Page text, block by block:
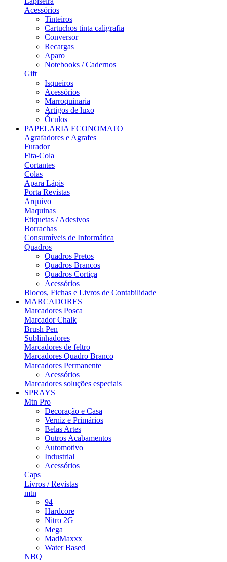
Acessórios
Tinteiros
Cartuchos tinta caligrafia
Conversor
Recargas
Aparo
Notebooks / Cadernos
Gift
Isqueiros
Acessórios
Marroquinaria
Artigos de luxo
Óculos
PAPELARIA ECONOMATO
Agrafadores e Agrafes
Furador
Fita-Cola
Cortantes
Colas
Apara Lápis
Porta Revistas
Arquivo
Maquinas
Etiquetas / Adesivos
Borrachas
Consumíveis de Informática
Quadros
Quadros Pretos
Quadros Brancos
Quadros Cortiça
Acessórios
Blocos, Fichas e Livros de Contabilidade
MARCADORES
Marcadores Posca
Marcador Chalk
Brush Pen
Sublinhadores
Marcadores de feltro
Marcadores Quadro Branco
Marcadores Permanente
Acessórios
Marcadores soluções especiais
SPRAYS
Mtn Pro
Decoração e Casa
Verniz e Primários
Belas Artes
Outros Acabamentos
Automotivo
Industrial
Acessórios
Caps
Livros / Revistas
mtn
94
Hardcore
Nitro 2G
Mega
MadMaxxx
Water Based
NBQ